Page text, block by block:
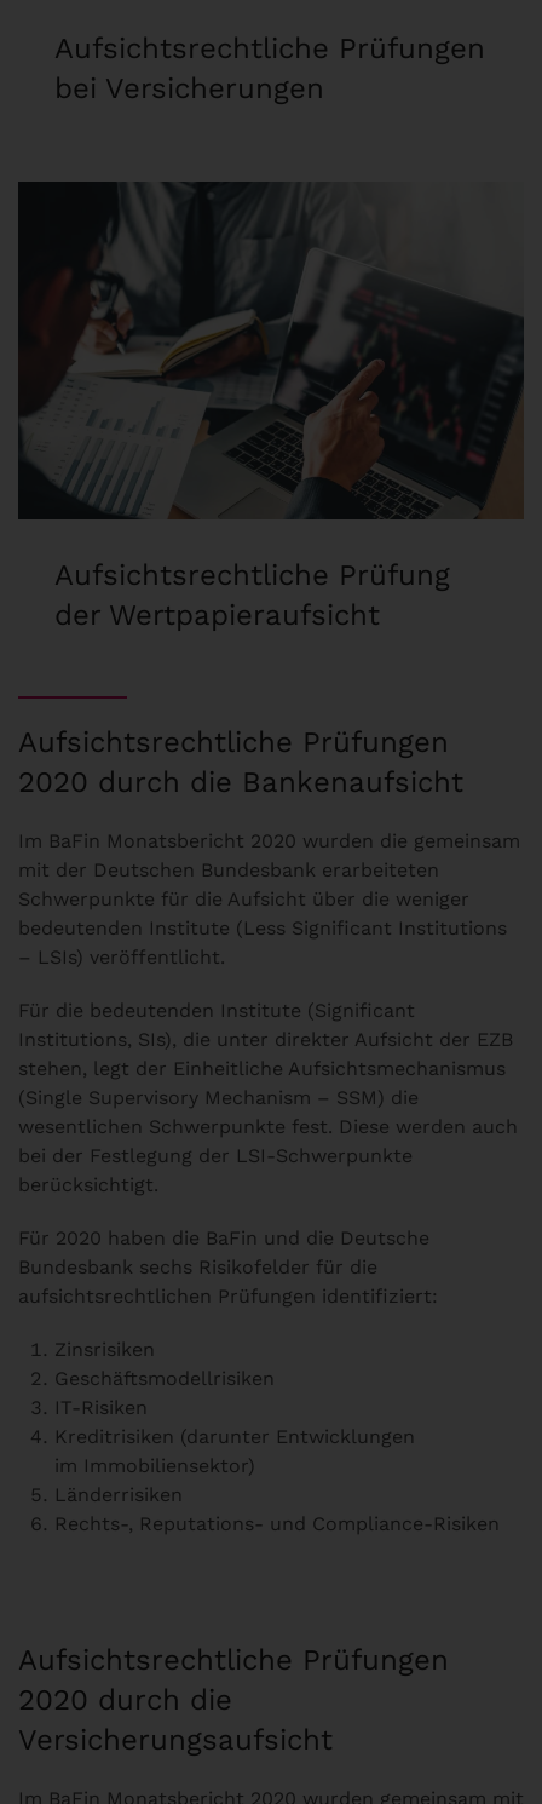
Aufsichtsrechtliche Prüfungen
bei Versicherungen
Aufsichtsrechtliche Prüfung
der Wertpapieraufsicht
Aufsichtsrechtliche Prüfungen
2020 durch die Bankenaufsicht
Im BaFin Monatsbericht 2020 wurden die gemeinsam
mit der Deutschen Bundesbank erarbeiteten
Schwerpunkte für die Aufsicht über die weniger
bedeutenden Institute (Less Significant Institutions
– LSIs) veröffentlicht.
Für die bedeutenden Institute (Significant
Institutions, SIs), die unter direkter Auf­sicht der EZB
stehen, legt der Einheitliche Aufsichts­mechanismus
(Single Supervisory Mechanism – SSM) die
wesentlichen Schwerpunkte fest. Diese werden auch
bei der Festlegung der LSI-Schwerpunkte
berücksichtigt.
Für 2020 haben die BaFin und die Deutsche
Bundesbank sechs Risikofelder für die
aufsichtsrechtlichen Prüfungen identifiziert:
Zinsrisiken
Geschäftsmodellrisiken
IT-Risiken
Kreditrisiken (darunter Entwicklungen
im Immobiliensektor)
Länderrisiken
Rechts-, Reputations- und Compliance-Risiken
Aufsichtsrechtliche Prüfungen
2020 durch die
Versicherungsaufsicht
Im BaFin Monatsbericht 2020 wurden gemeinsam mit